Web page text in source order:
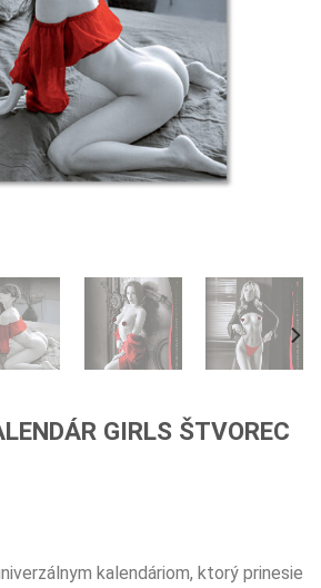
GIRLS ŠTVOREC
kalendáriom, ktorý prinesie